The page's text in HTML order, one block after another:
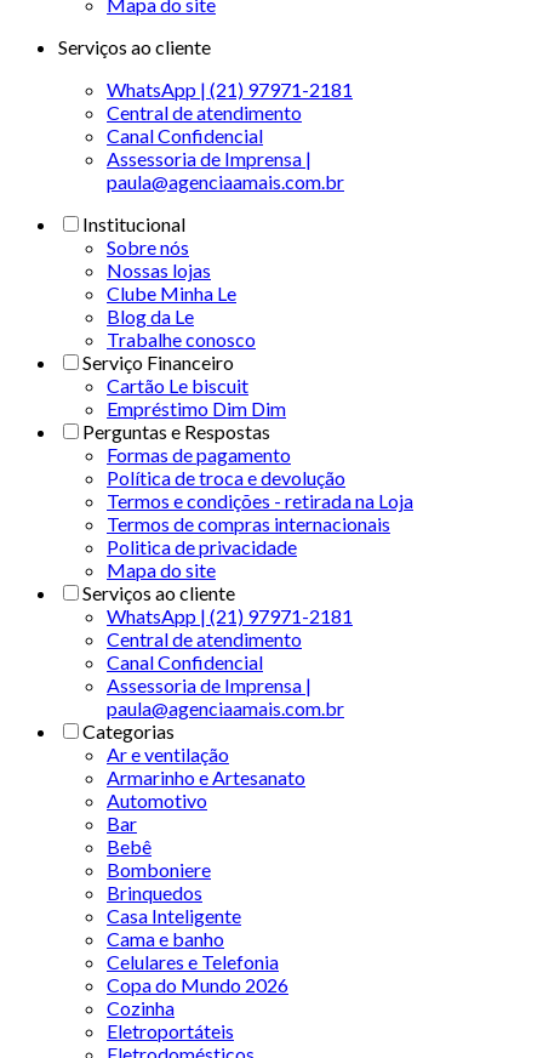
Serviços ao cliente
WhatsApp | (21) 97971-2181
Central de atendimento
Canal Confidencial
Assessoria de Imprensa |
paula@agenciaamais.com.br
Institucional
Sobre nós
Nossas lojas
Clube Minha Le
Blog da Le
Trabalhe conosco
Serviço Financeiro
Cartão Le biscuit
Empréstimo Dim Dim
Perguntas e Respostas
Formas de pagamento
Política de troca e devolução
Termos e condições - retirada na Loja
Termos de compras internacionais
Politica de privacidade
Mapa do site
Serviços ao cliente
WhatsApp | (21) 97971-2181
Central de atendimento
Canal Confidencial
Assessoria de Imprensa |
paula@agenciaamais.com.br
Categorias
Ar e ventilação
Armarinho e Artesanato
Automotivo
Bar
Bebê
Bomboniere
Brinquedos
Casa Inteligente
Cama e banho
Celulares e Telefonia
Copa do Mundo 2026
Cozinha
Eletroportáteis